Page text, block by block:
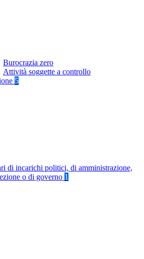
Burocrazia zero
Attività soggette a controllo
5
di incarichi politici, di amministrazione,
o di governo 1